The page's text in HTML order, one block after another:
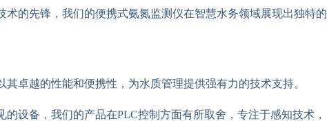
的先锋，我们的便携式氨氮监测仪在智慧水务领域展现出独特的
卓越的性能和便携性，为水质管理提供强有力的技术支持。
设备，我们的产品在PLC控制方面有所取舍，专注于感知技术，